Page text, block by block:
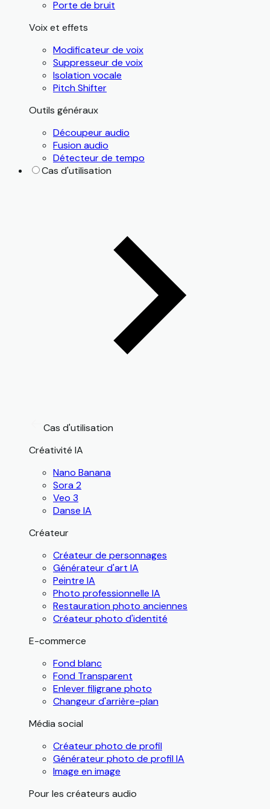
Porte de bruit
Voix et effets
Modificateur de voix
Suppresseur de voix
Isolation vocale
Pitch Shifter
Outils généraux
Découpeur audio
Fusion audio
Détecteur de tempo
Cas d'utilisation
Cas d'utilisation
Créativité IA
Nano Banana
Sora 2
Veo 3
Danse IA
Créateur
Créateur de personnages
Générateur d'art IA
Peintre IA
Photo professionnelle IA
Restauration photo anciennes
Créateur photo d'identité
E-commerce
Fond blanc
Fond Transparent
Enlever filigrane photo
Changeur d'arrière-plan
Média social
Créateur photo de profil
Générateur photo de profil IA
Image en image
Pour les créateurs audio